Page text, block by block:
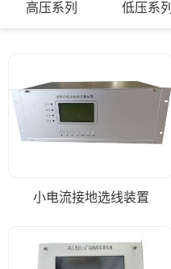
高压系列 低压系列
小电流接地选线装置